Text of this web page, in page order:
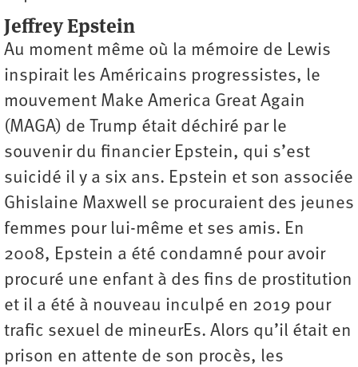
Jeffrey Epstein
Au moment même où la mémoire de Lewis
inspirait les Américains progressistes, le
mouvement Make America Great Again
(MAGA) de Trump était déchiré par le
souvenir du financier Epstein, qui s’est
suicidé il y a six ans. Epstein et son associée
Ghislaine Maxwell se procuraient des jeunes
femmes pour lui-même et ses amis. En
2008, Epstein a été condamné pour avoir
procuré une enfant à des fins de prostitution
et il a été à nouveau inculpé en 2019 pour
trafic sexuel de mineurEs. Alors qu’il était en
prison en attente de son procès, les